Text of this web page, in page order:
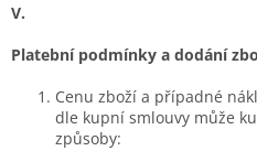
V.
Platební podmínky a dodání
Cenu zboží a případné
dle kupní smlouvy může
způsoby: